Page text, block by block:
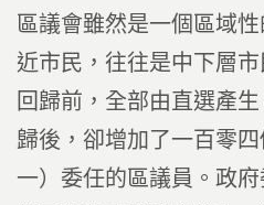
區議會雖然是一個區域
近市民，往往是中下層
回歸前，全部由直選產
歸後，卻增加了一百零
一）委任的區議員。政